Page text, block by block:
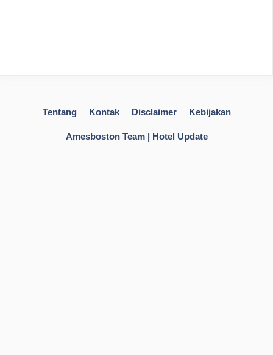
Tentang Kontak Disclaimer Kebijakan
Amesboston Team | Hotel Update